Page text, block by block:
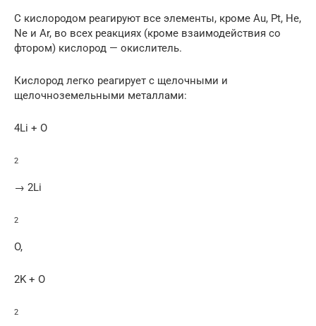
С кислородом реагируют все элементы, кроме Au, Pt, He,
Ne и Ar, во всех реакциях (кроме взаимодействия со
фтором) кислород — окислитель.
Кислород легко реагирует с щелочными и
щелочноземельными металлами:
4Li + O
2
→ 2Li
2
O,
2K + O
2